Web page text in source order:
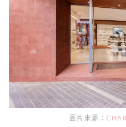
圖片來源：